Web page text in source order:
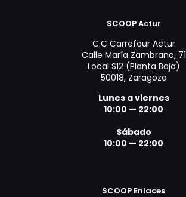
SCOOP Actur
C.C Carrefour Actur
Calle María Zambrano, 71
Local S12 (Planta Baja)
50018, Zaragoza
Lunes a viernes
10:00 — 22:00
Sábado
10:00 — 22:00
SCOOP Enlaces